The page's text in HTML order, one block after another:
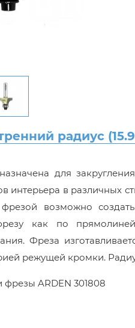
радиус
для
интерьера в различных
возможно
как по
Фреза
режущей кромки.
фрезы ARDEN 301808